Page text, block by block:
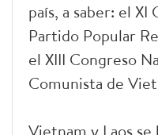
país, a saber: el
Partido Popular
el XIII Congreso
Comunista de
Vietnam y Laos se